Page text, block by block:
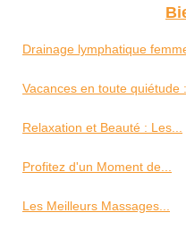
Drainage lymphatique femme
Vacances en toute quiétude
Relaxation et Beauté : Les...
Profitez d'un Moment de...
Les Meilleurs Massages...